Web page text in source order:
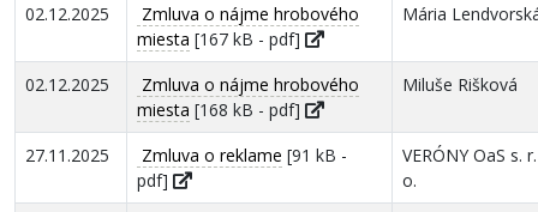
02.12.2025
Zmluva o nájme hrobového
miesta [167 kB - pdf]
Mária
02.12.2025
Zmluva o nájme hrobového
miesta [168 kB - pdf]
Miluše Rišková
27.11.2025 Zmluva o reklame [91 kB -
pdf]
VERÓNY OaS s. r.
o.